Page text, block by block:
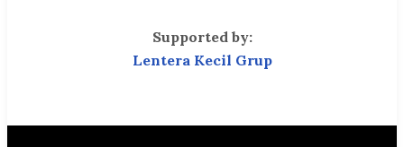
Supported by:
Lentera Kecil Grup